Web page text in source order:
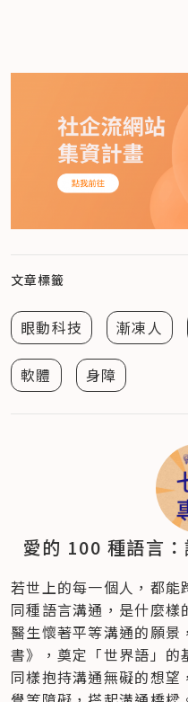
文章標籤
眼動科技 漸凍人
軟體 身障
愛的 100 種語言
若世上的每一個人，都能
同種語言溝通，是什麼
醫生懷著平等溝通的願
書》，奠定「世界語」
同樣抱持溝通無礙的想